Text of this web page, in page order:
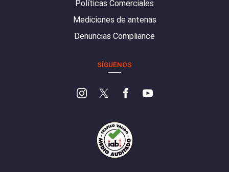
Políticas Comerciales
Mediciones de antenas
Denuncias Compliance
SÍGUENOS